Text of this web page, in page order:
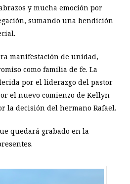
y mucha emoción por
sumando una bendición
manifestación de unidad,
como familia de fe. La
por el liderazgo del pastor
el nuevo comienzo de Kellyn
la decisión del hermano Rafael.
quedará grabado en la